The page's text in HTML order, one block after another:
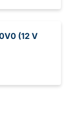
(12 V